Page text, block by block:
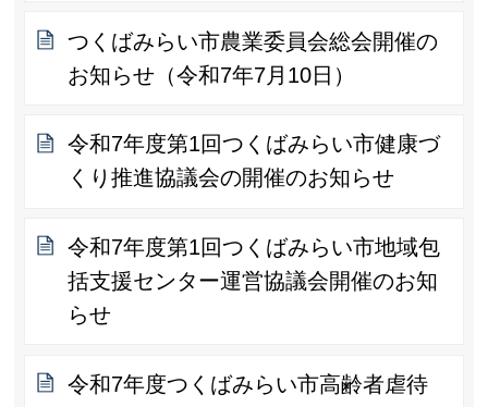
つくばみらい市農業委員会総会開催の
お知らせ（令和7年7月10日）
令和7年度第1回つくばみらい市健康づ
くり推進協議会の開催のお知らせ
令和7年度第1回つくばみらい市地域包
括支援センター運営協議会開催のお知
らせ
令和7年度つくばみらい市高齢者虐待